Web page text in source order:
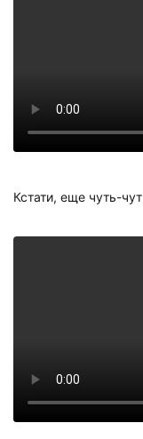
Кстати, еще чуть-